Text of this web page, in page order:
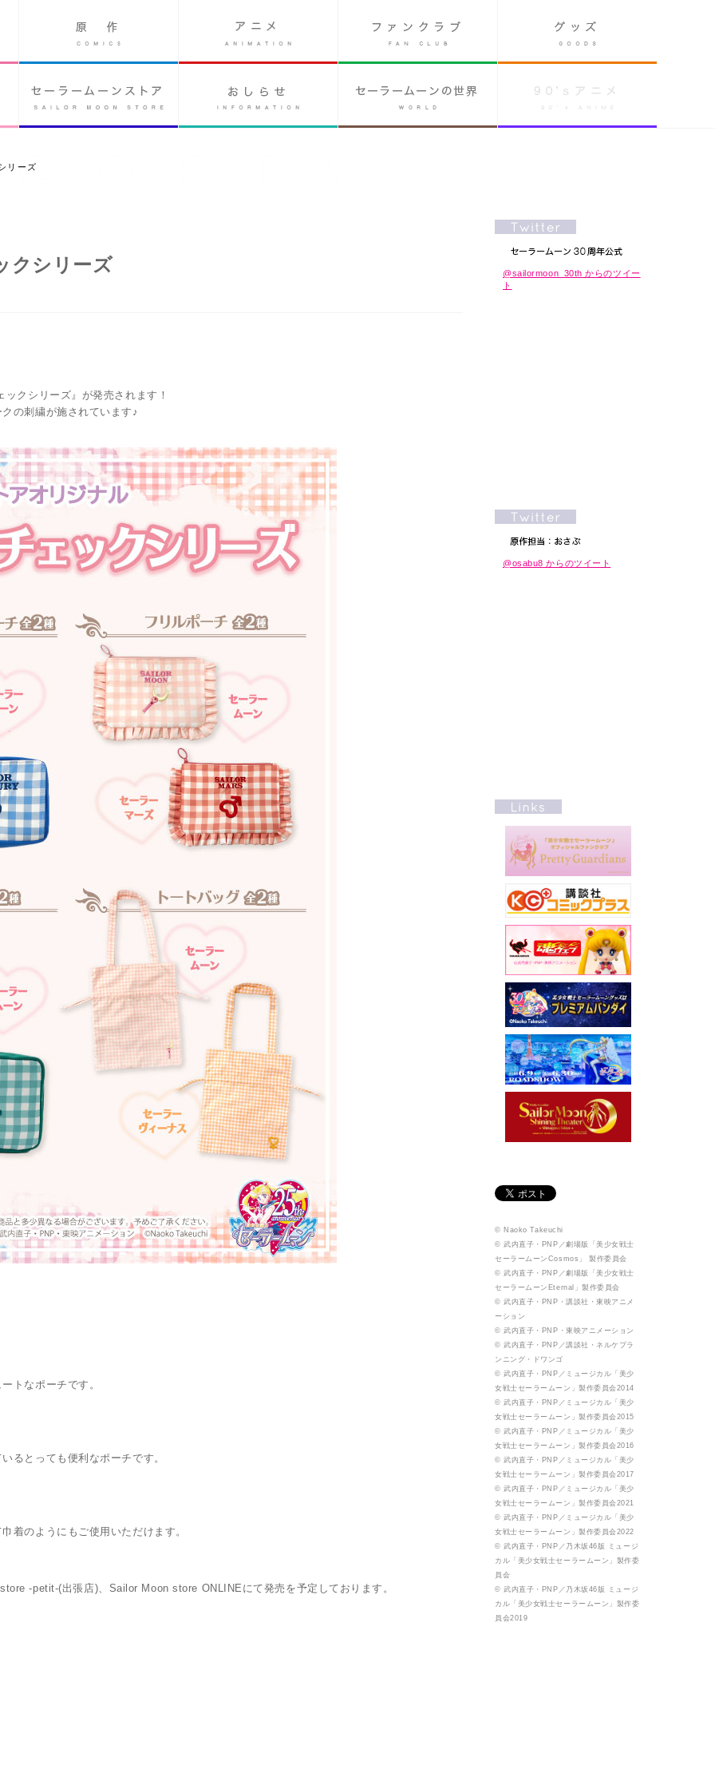
リーズ
クシリーズ
クシリーズ』が発売されます！
の刺繍が施されています♪
トなポーチです。
るとっても便利なポーチです。
着のようにもご使用いただけます。
-petit-(出張店)、Sailor Moon store ONLINEにて発売を予定しております。
@sailormoon_30th からのツイー
ト
@osabu8 からのツイート
© Naoko Takeuchi
© 武内直子・PNP／劇場版「美少女戦士
セーラームーンCosmos」 製作委員会
© 武内直子・PNP／劇場版「美少女戦士
セーラームーンEternal」製作委員会
© 武内直子・PNP・講談社・東映アニメ
ーション
© 武内直子・PNP・東映アニメーション
© 武内直子・PNP／講談社・ネルケプラ
ンニング・ドワンゴ
© 武内直子・PNP／ミュージカル「美少
女戦士セーラームーン」製作委員会2014
© 武内直子・PNP／ミュージカル「美少
女戦士セーラームーン」製作委員会2015
© 武内直子・PNP／ミュージカル「美少
女戦士セーラームーン」製作委員会2016
© 武内直子・PNP／ミュージカル「美少
女戦士セーラームーン」製作委員会2017
© 武内直子・PNP／ミュージカル「美少
女戦士セーラームーン」製作委員会2021
© 武内直子・PNP／ミュージカル「美少
女戦士セーラームーン」製作委員会2022
© 武内直子・PNP／乃木坂46版 ミュージ
カル「美少女戦士セーラームーン」製作委
員会
© 武内直子・PNP／乃木坂46版 ミュージ
カル「美少女戦士セーラームーン」製作委
員会2019